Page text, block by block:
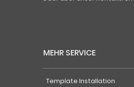
MEHR SERVICE
Template Installation